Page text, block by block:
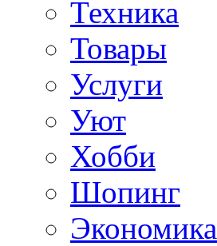
Техника
Товары
Услуги
Уют
Хобби
Шопинг
Экономика